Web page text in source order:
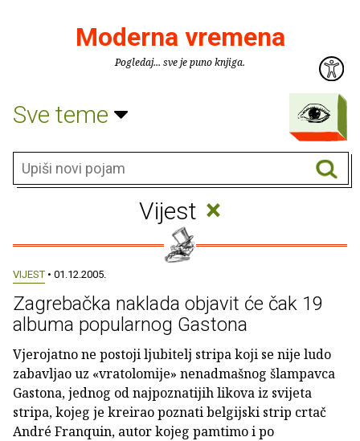
Moderna vremena
Pogledaj... sve je puno knjiga.
Sve teme
Vijest ×
VIJEST • 01.12.2005.
Zagrebačka naklada objavit će čak 19
albuma popularnog Gastona
Vjerojatno ne postoji ljubitelj stripa koji se nije ludo
zabavljao uz «vratolomije» nenadmašnog šlampavca
Gastona, jednog od najpoznatijih likova iz svijeta
stripa, kojeg je kreirao poznati belgijski strip crtač
André Franquin, autor kojeg pamtimo i po